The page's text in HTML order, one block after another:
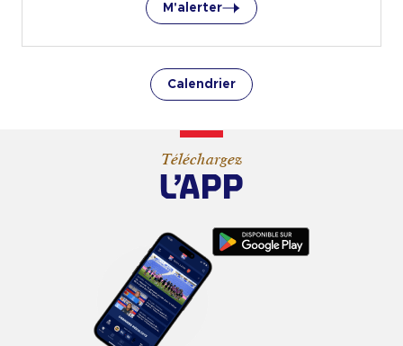
M'alerter
Calendrier
Téléchargez
L’APP